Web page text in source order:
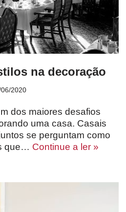
na decoração
06/2020
dos maiores desafios
uma casa. Casais
se perguntam como
que… Continue a ler »